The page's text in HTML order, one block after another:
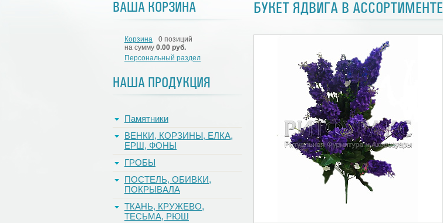
ВАША КОРЗИНА
Корзина
0 позиций
на сумму 0.00 руб.
Персональный раздел
НАША ПРОДУКЦИЯ
Памятники
ВЕНКИ, КОРЗИНЫ, ЕЛКА,
ЕРШ, ФОНЫ
ГРОБЫ
ПОСТЕЛЬ, ОБИВКИ,
ПОКРЫВАЛА
ТКАНЬ, КРУЖЕВО,
ТЕСЬМА, РЮШ
БУКЕТ ЯДВИГА В АССОРТИМЕНТЕ